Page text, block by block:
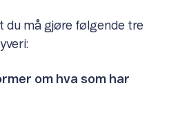
du må gjøre følgende tre
om hva som har